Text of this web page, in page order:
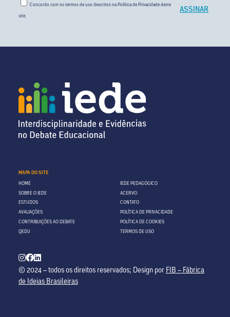
Concordo com os termos de uso descritos naPolítica de Privacidadedeste
site.
MAPA DO SITE
HOME
SOBRE O IEDE
ESTUDOS
AVALIAÇÕES
CONTRIBUIÇÕES AO DEBATE
QEDU
IEDE PEDAGÓGICO
ACERVO
CONTATO
POLÍTICA DE PRIVACIDADE
POLÍTICA DE COOKIES
TERMOS DE USO
© 2024 – todos os direitos reservados; Design por FIB – Fábrica
de Ideias Brasileiras